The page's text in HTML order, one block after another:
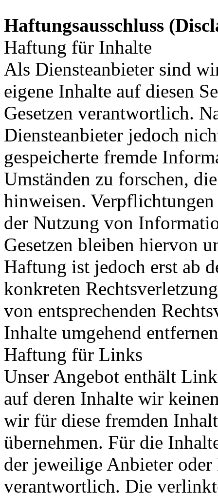
Haftungsausschluss
Haftung für Inhalte
Als Diensteanbieter sind
eigene Inhalte auf diesen
Gesetzen verantwortlich.
Diensteanbieter jedoch
gespeicherte fremde
Umständen zu forschen,
hinweisen.
der Nutzung von
Gesetzen bleiben hiervon
Haftung ist jedoch erst ab
konkreten
von entsprechenden
Inhalte umgehend
Haftung für Links
Unser Angebot enthält
auf deren Inhalte wir
wir für diese fremden
übernehmen. Für die
der jeweilige Anbieter oder
verantwortlich. Die